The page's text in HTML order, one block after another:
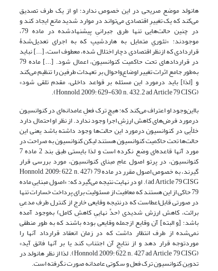
هانولد موضع صریحی در این خصوص ندارد؛ او از یک طرف تصدیق
می‌کند که یک تغییرِ اقتصادی می‌تواند در موارد شدید مانع ایجاد کند و
در چنین حالت‌هایی تنها طرق جبرانیِ پیشنهادشده در ماده 79،
موجودند: «تئوریِ متمایل به هاردشیپ که به اجرای تعدیل‌شدۀ
قراردادی که ازنظر اقتصادی دچار اختلال شده، معطوف است، [...] نباید
در قراردادهای تحت حاکمیت کنوانسیون، اعمال شود. [...] ماده 79
به‌طور جامع اثرات تغییر اوضاع‌واحوال بر تعهدات طرفین را تنظیم می‌کند
و [لذا] باید درمورد این مسئله بر قواعد داخلی، مقدم تلقی شود»
(Honnold, 2009: 629-630, n. 432.2 ad Article 79 CISG).
بااین‌وجود او اعتراف می‌کند که: هیچ ترک فعلِ عامدانه‌ای در کنوانسیون
درمورد فرض‌های کاهش ارزشِ اجرا وجود ندارد. از نظر او احتمال دارد
خلأیی در کنوانسیون درمورد این حالت‌ها وجود داشته باشد یعنی این
حالت‌ها تحت حاکمیت کنوانسیون هستند لیکن کنوانسیون به صراحت در
مورد آنها قاعده‌ای وضع نکرده است و لذا بایستی طبق بند 2 ماده 7
کنوانسیون، در پرتو اصول عامِ مبنای کنوانسیون، مورد بررسی قرار
گیرند، به خصوص اصول مقرر در ماده 79 (Honnold, 2009: 622, n. 427
ad Article 79 CISG). او در نهایت نتیجه‌ می‌گیرد که: «اصول مبناییِ ماده
79 حاکی از این هستند که معافیت از مسئولیت برای پرداخت خسارات تنها
در صورتی قابل‌اعطاست که درنتیجه وقایعی خارج از کنترل طرفِ مدعیِ
برائت، کاهش ارزش شدیدی (حدِّ نهاییِ کاهشِ کامل) به‌وجود آمده
باشد؛ [و البته] آن وقایع ازجمله وقایعی بوده باشند که به طور منطقی
نمی‌شده از طرف انتظار داشت که در زمان انعقاد قرارداد آنها را
موردتوجه قرار دهد و از نتایجِ آن اجتناب کند یا بر آنها فائق آید»
(Honnold, 2009: 622, n. 427 ad Article 79 CISG). لذا از نظر هانولد در
تدوین کنوانسیون ترک فعل و سکوتی عامدانه صورت نگرفته است.